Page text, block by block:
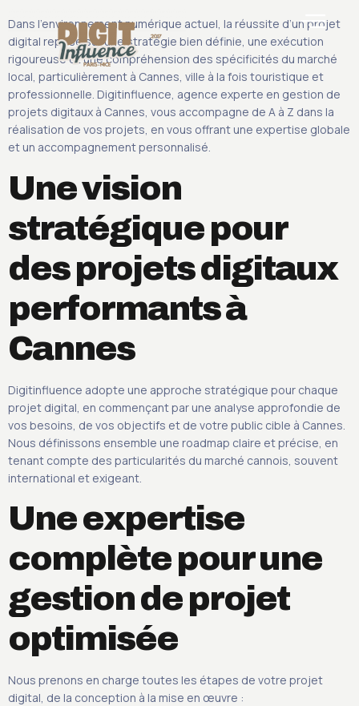
Dans l’environnement numérique actuel, la réussite d’un projet
digital repose sur une stratégie bien définie, une exécution
rigoureuse et une compréhension des spécificités du marché
local, particulièrement à Cannes, ville à la fois touristique et
professionnelle. Digitinfluence, agence experte en gestion de
projets digitaux à Cannes, vous accompagne de A à Z dans la
réalisation de vos projets, en vous offrant une expertise globale
et un accompagnement personnalisé.
Une vision
stratégique pour
des projets digitaux
performants à
Cannes
Digitinfluence adopte une approche stratégique pour chaque
projet digital, en commençant par une analyse approfondie de
vos besoins, de vos objectifs et de votre public cible à Cannes.
Nous définissons ensemble une roadmap claire et précise, en
tenant compte des particularités du marché cannois, souvent
international et exigeant.
Une expertise
complète pour une
gestion de projet
optimisée
Nous prenons en charge toutes les étapes de votre projet
digital, de la conception à la mise en œuvre :